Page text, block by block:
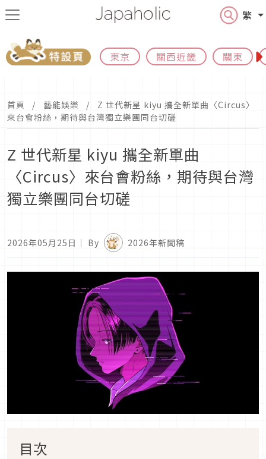
繁
東京 關西近畿 關東
首頁 藝能娛樂
Z 世代新星 kiyu 攜全新單曲〈Circus〉
來台會粉絲，期待與台灣獨立樂團同台切磋
Z 世代新星 kiyu 攜全新單曲
〈Circus〉來台會粉絲，期待與台灣
獨立樂團同台切磋
2026年05月25日 ｜ By 2026年新聞稿
目次